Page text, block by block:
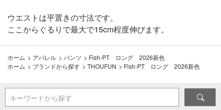
ウエストは平置きの寸法です。
ここからぐるりで最大で15cm程度伸びます。
ホーム > アパレル > パンツ > Fish-PT ロング 2026新色
ホーム > ブランドから探す > THOUFUN > Fish-PT ロング 2026新色
キーワードから探す